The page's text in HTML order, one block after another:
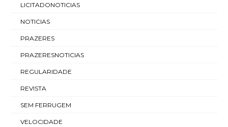
LICITADONOTICIAS
NOTICIAS
PRAZERES
PRAZERESNOTICIAS
REGULARIDADE
REVISTA
SEM FERRUGEM
VELOCIDADE